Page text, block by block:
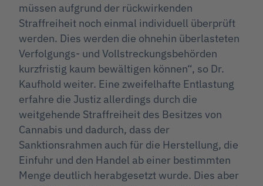
müssen aufgrund der rückwirkenden
Straffreiheit noch einmal individuell überprüft
werden. Dies werden die ohnehin überlasteten
Verfolgungs- und Vollstreckungsbehörden
kurzfristig kaum bewältigen können“, so Dr.
Kaufhold weiter. Eine zweifelhafte Entlastung
erfahre die Justiz allerdings durch die
weitgehende Straffreiheit des Besitzes von
Cannabis und dadurch, dass der
Sanktionsrahmen auch für die Herstellung, die
Einfuhr und den Handel ab einer bestimmten
Menge deutlich herabgesetzt wurde. Dies aber